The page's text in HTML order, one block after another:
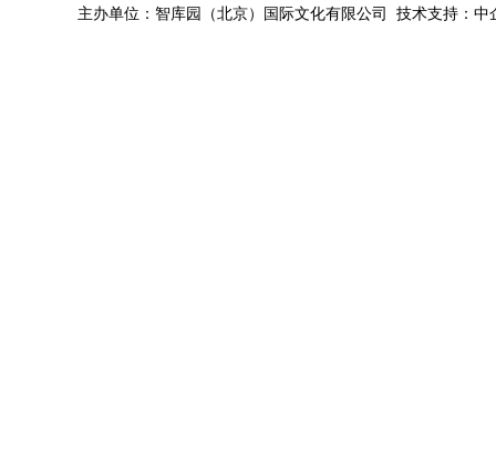
主办单位：智库园（北京）国际文化有限公司 技术支持：